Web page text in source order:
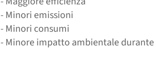
- Minori emissioni
- Minori consumi
- Minore impatto ambientale